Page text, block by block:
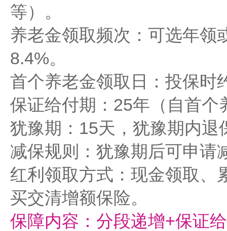
等）。
养老金领取频次：可选年领
8.4%。
首个养老金领取日：投保时
保证给付期：25年（自首个
犹豫期：15天，犹豫期内退
减保规则：犹豫期后可申请
红利领取方式：现金领取、
买交清增额保险。
保障内容：分段递增+保证